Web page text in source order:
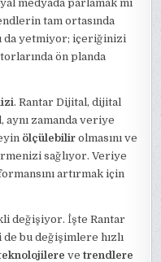
medyada parlamak mı
tam ortasında
da yetmiyor; içeriğinizi
ön planda
. Rantar Dijital, dijital
zamanda veriye
ölçülebilir olmasını ve
sağlıyor. Veriye
artırmak için
değişiyor. İşte Rantar
de bu değişimlere hızlı
vetrendlere